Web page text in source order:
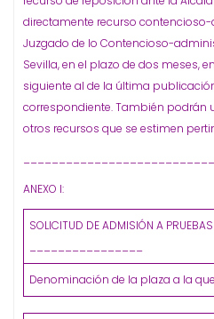
directamente recurso
Juzgado de lo Contencioso-
Sevilla, en el plazo de dos meses,
siguiente al de la última
correspondiente. También podrán
otros recursos que se estimen
ANEXO I:
SOLICITUD DE ADMISIÓN A
Denominación de la plaza a la